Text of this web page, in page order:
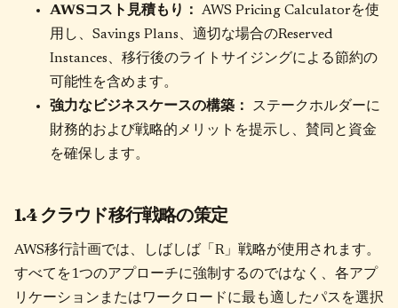
AWSコスト見積もり：
AWS Pricing Calculatorを使
用し、Savings Plans、適切な場合のReserved
Instances、移行後のライトサイジングによる節約の
可能性を含めます。
強力なビジネスケースの構築：
ステークホルダーに
財務的および戦略的メリットを提示し、賛同と資金
を確保します。
1.4 クラウド移行戦略の策定
AWS移行計画では、しばしば「R」戦略が使用されます。
すべてを1つのアプローチに強制するのではなく、各アプ
リケーションまたはワークロードに最も適したパスを選択